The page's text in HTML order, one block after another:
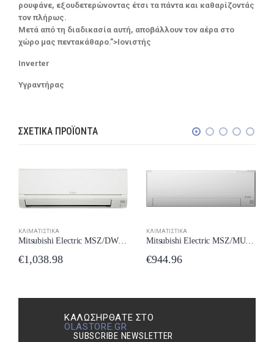
ρουφάνε, εξουδετερώνοντας έτσι τα πάντα και καθαρίζοντάς
τον πλήρως.
Μετά από τη διαδικασία αυτή, αποβάλλουν τον αέρα στο
χώρο μας πεντακάθαρο.”>Ιονιστής
Inverter
Υγραντήρας
ΣΧΕΤΙΚΆ ΠΡΟΪΌΝΤΑ
ΚΛΙΜΑΤΙΣΤΙΚΆ
Mitsubishi Electric MSZ/DW35VF Κλιματιστικό Inverter 12000 BTU A++/A+++ New Model 2024
€1,038.98
ΚΛΙΜΑΤΙΣΤΙΚΆ
Mitsubishi Electric MSZ/MUZ-BT25VG Κλιματιστικό Inverter 9000 BTU A++/A+++ με Wi-Fi New Model 2024
€944.96
ΚΑΛΩΣΉΡΘΑΤΕ ΣΤΟ
OLASTORE.GR
SUBSCRIBE NEWSLETTER